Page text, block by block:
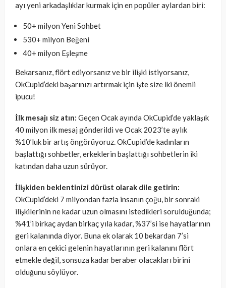
ayı yeni arkadaşlıklar kurmak için en popüler aylardan biri:
50+ milyon Yeni Sohbet
530+ milyon Beğeni
40+ milyon Eşleşme
Bekarsanız, flört ediyorsanız ve bir ilişki istiyorsanız,
OkCupid’deki başarınızı artırmak için işte size iki önemli
ipucu!
İlk mesajı siz atın: Geçen Ocak ayında OkCupid’de yaklaşık
40 milyon ilk mesaj gönderildi ve Ocak 2023’te aylık
%10’luk bir artış öngörüyoruz. OkCupid’de kadınların
başlattığı sohbetler, erkeklerin başlattığı sohbetlerin iki
katından daha uzun sürüyor.
İlişkiden beklentinizi dürüst olarak dile getirin:
OkCupid’deki 7 milyondan fazla insanın çoğu, bir sonraki
ilişkilerinin ne kadar uzun olmasını istedikleri sorulduğunda;
%41’i birkaç aydan birkaç yıla kadar, %37’si ise hayatlarının
geri kalanında diyor. Buna ek olarak 10 bekardan 7’si
onlara en çekici gelenin hayatlarının geri kalanını flört
etmekle değil, sonsuza kadar beraber olacakları birini
olduğunu söylüyor.